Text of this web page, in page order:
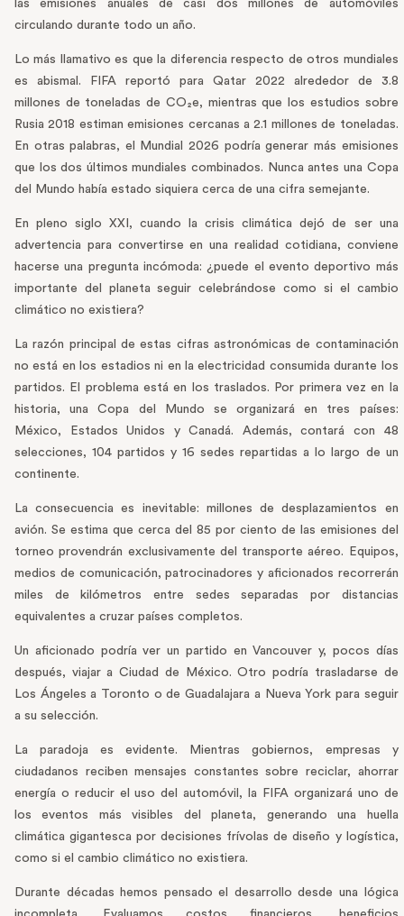
las emisiones anuales de casi dos millones de automóviles
circulando durante todo un año.
Lo más llamativo es que la diferencia respecto de otros mundiales
es abismal. FIFA reportó para Qatar 2022 alrededor de 3.8
millones de toneladas de CO₂e, mientras que los estudios sobre
Rusia 2018 estiman emisiones cercanas a 2.1 millones de toneladas.
En otras palabras, el Mundial 2026 podría generar más emisiones
que los dos últimos mundiales combinados. Nunca antes una Copa
del Mundo había estado siquiera cerca de una cifra semejante.
En pleno siglo XXI, cuando la crisis climática dejó de ser una
advertencia para convertirse en una realidad cotidiana, conviene
hacerse una pregunta incómoda: ¿puede el evento deportivo más
importante del planeta seguir celebrándose como si el cambio
climático no existiera?
La razón principal de estas cifras astronómicas de contaminación
no está en los estadios ni en la electricidad consumida durante los
partidos. El problema está en los traslados. Por primera vez en la
historia, una Copa del Mundo se organizará en tres países:
México, Estados Unidos y Canadá. Además, contará con 48
selecciones, 104 partidos y 16 sedes repartidas a lo largo de un
continente.
La consecuencia es inevitable: millones de desplazamientos en
avión. Se estima que cerca del 85 por ciento de las emisiones del
torneo provendrán exclusivamente del transporte aéreo. Equipos,
medios de comunicación, patrocinadores y aficionados recorrerán
miles de kilómetros entre sedes separadas por distancias
equivalentes a cruzar países completos.
Un aficionado podría ver un partido en Vancouver y, pocos días
después, viajar a Ciudad de México. Otro podría trasladarse de
Los Ángeles a Toronto o de Guadalajara a Nueva York para seguir
a su selección.
La paradoja es evidente. Mientras gobiernos, empresas y
ciudadanos reciben mensajes constantes sobre reciclar, ahorrar
energía o reducir el uso del automóvil, la FIFA organizará uno de
los eventos más visibles del planeta, generando una huella
climática gigantesca por decisiones frívolas de diseño y logística,
como si el cambio climático no existiera.
Durante décadas hemos pensado el desarrollo desde una lógica